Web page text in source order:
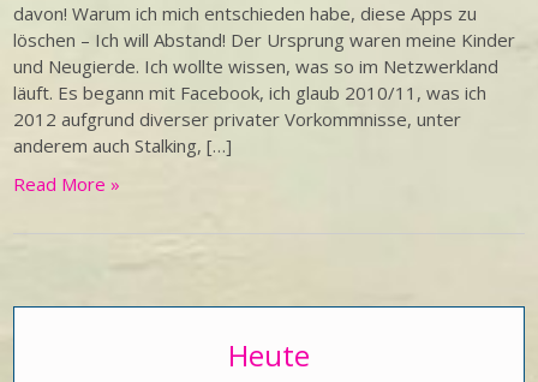
davon! Warum ich mich entschieden habe, diese Apps zu
löschen – Ich will Abstand! Der Ursprung waren meine Kinder
und Neugierde. Ich wollte wissen, was so im Netzwerkland
läuft. Es begann mit Facebook, ich glaub 2010/11, was ich
2012 aufgrund diverser privater Vorkommnisse, unter
anderem auch Stalking, […]
Read More »
Heute